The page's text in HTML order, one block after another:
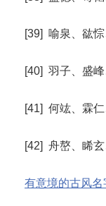
[39] 喻泉、谹
[40] 羽子、盛
[41] 何竑、霖
[42] 舟嶅、睎
有意境的古风名